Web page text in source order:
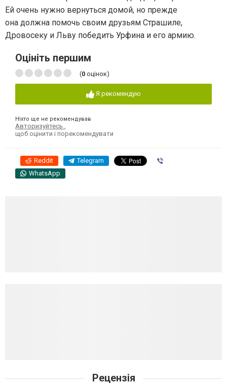
Ей очень нужно вернуться домой, но прежде
она должна помочь своим друзьям Страшиле,
Дровосеку и Льву победить Урфина и его армию.
Оцініть першим
(0 оцінок)
Я рекомендую
Ніхто ще не рекомендував
Авторизуйтесь
щоб оцінити і порекомендувати
Reddit Telegram
WhatsApp
Рецензія